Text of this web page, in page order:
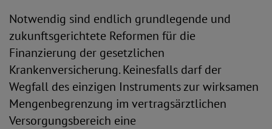
Notwendig sind endlich grundlegende und
zukunftsgerichtete Reformen für die
Finanzierung der gesetzlichen
Krankenversicherung. Keinesfalls darf der
Wegfall des einzigen Instruments zur wirksamen
Mengenbegrenzung im vertragsärztlichen
Versorgungsbereich eine